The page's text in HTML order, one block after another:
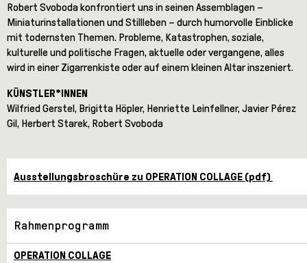
Robert Svoboda konfrontiert uns in seinen Assemblagen –
Miniaturinstallationen und Stillleben – durch humorvolle Einblicke
mit todernsten Themen. Probleme, Katastrophen, soziale,
kulturelle und politische Fragen, aktuelle oder vergangene, alles
wird in einer Zigarrenkiste oder auf einem kleinen Altar inszeniert.
KÜNSTLER*INNEN
Wilfried Gerstel, Brigitta Höpler, Henriette Leinfellner, Javier Pérez
Gil, Herbert Starek, Robert Svoboda
Ausstellungsbroschüre zu OPERATION COLLAGE (pdf)
Rahmenprogramm
OPERATION COLLAGE